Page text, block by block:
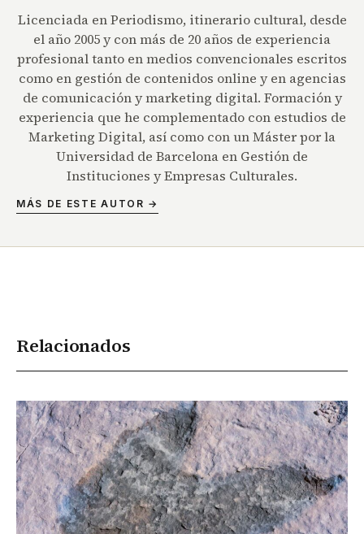
Licenciada en Periodismo, itinerario cultural, desde
el año 2005 y con más de 20 años de experiencia
profesional tanto en medios convencionales escritos
como en gestión de contenidos online y en agencias
de comunicación y marketing digital. Formación y
experiencia que he complementado con estudios de
Marketing Digital, así como con un Máster por la
Universidad de Barcelona en Gestión de
Instituciones y Empresas Culturales.
MÁS DE ESTE AUTOR →
Relacionados